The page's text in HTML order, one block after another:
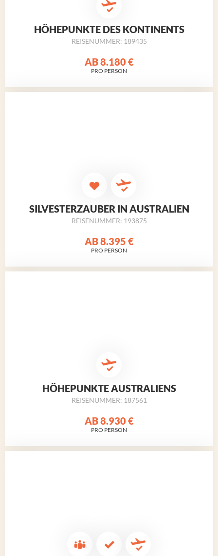
HÖHEPUNKTE DES KONTINENTS
REISENUMMER: 189435
AB8.180 €
PRO PERSON
SILVESTERZAUBER IN AUSTRALIEN
REISENUMMER: 193875
AB8.395 €
PRO PERSON
HÖHEPUNKTE AUSTRALIENS
REISENUMMER: 187561
AB8.930 €
PRO PERSON